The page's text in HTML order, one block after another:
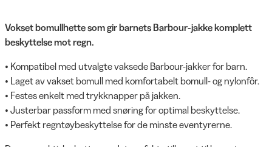
Vokset bomullhette som gir barnets Barbour-jakke komplett
beskyttelse mot regn.
• Kompatibel med utvalgte vaksede Barbour-jakker for barn.
• Laget av vakset bomull med komfortabelt bomull- og nylonfôr.
• Festes enkelt med trykknapper på jakken.
• Justerbar passform med snøring for optimal beskyttelse.
• Perfekt regntøybeskyttelse for de minste eventyrerne.